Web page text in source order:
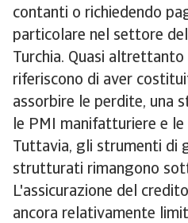
contanti o richiedendo
particolare nel settore
Turchia. Quasi altrettanto
riferiscono di aver
assorbire le perdite, una
le PMI manifatturiere e le
Tuttavia, gli strumenti di
strutturati rimangono
L'assicurazione del
ancora relativamente